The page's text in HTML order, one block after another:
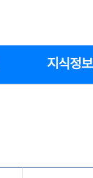
지식정보